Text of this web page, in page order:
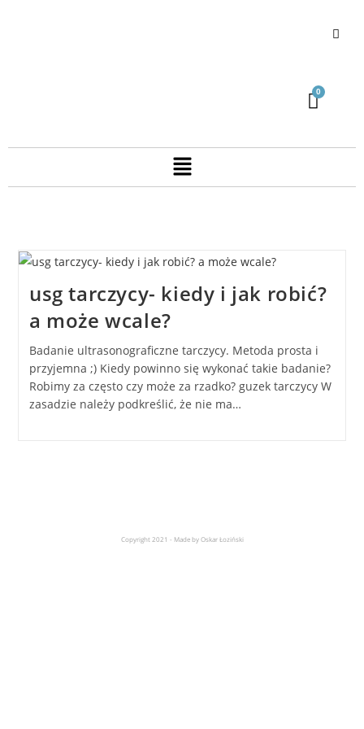
usg tarczycy- kiedy i jak robić?
a może wcale?
Badanie ultrasonograficzne tarczycy. Metoda prosta i
przyjemna ;) Kiedy powinno się wykonać takie badanie?
Robimy za często czy może za rzadko? guzek tarczycy W
zasadzie należy podkreślić, że nie ma…
Copyright 2021 - Made by Oskar Łoziński